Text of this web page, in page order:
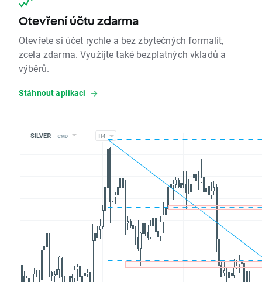
Otevření účtu zdarma
Otevřete si účet rychle a bez zbytečných formalit,
zcela zdarma. Využijte také bezplatných vkladů a
výběrů.
Stáhnout aplikaci